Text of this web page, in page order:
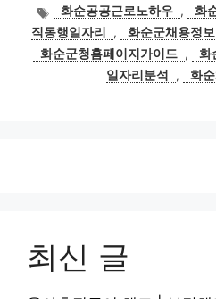
태
그
화순공공근로노하우 , 화
직동행일자리
, 화순군채용정보
화순군청홈페이지가이드 , 화
일자리분석
, 화
최신 글